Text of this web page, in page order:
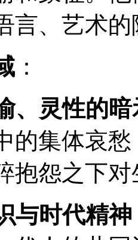
言、艺术
：
、灵性的
的集体哀
抱怨之下
与时代精神